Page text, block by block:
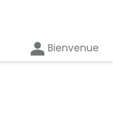
Bienvenue